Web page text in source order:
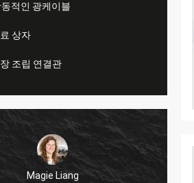
적인 광케이블
상자
조립 연결관
Magie Liang